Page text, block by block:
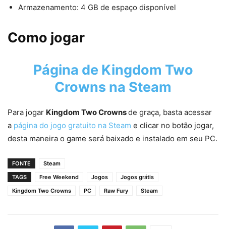
Armazenamento: 4 GB de espaço disponível
Como jogar
Página de Kingdom Two
Crowns na Steam
Para jogar Kingdom Two Crownsde graça, basta acessar
a página do jogo gratuito na Steam e clicar no botão jogar,
desta maneira o game será baixado e instalado em seu PC.
FONTE
Steam
TAGS
Free Weekend Jogos
Jogos grátis
Kingdom Two Crowns
PC Raw Fury Steam